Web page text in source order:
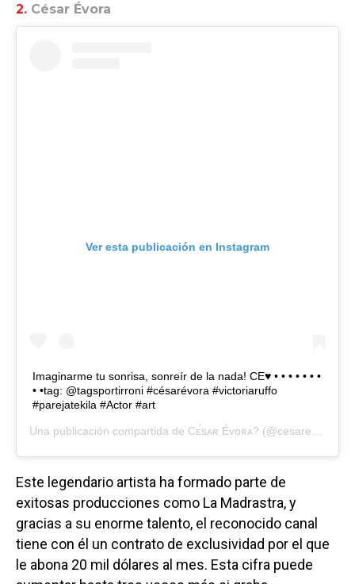
2. César Évora
Ver esta publicación en Instagram
Imaginarme tu sonrisa, sonreír de la nada! CE♥ • • • • • • •
• •tag: @tagsportirroni #césarévora #victoriaruffo
#parejatekila #Actor #art
Una publicación compartida de Cᴇ́sᴀʀ Éᴠᴏʀᴀ? (@cesarevorapics) el
Este legendario artista ha formado parte de
exitosas producciones como La Madrastra, y
gracias a su enorme talento, el reconocido canal
tiene con él un contrato de exclusividad por el que
le abona 20 mil dólares al mes. Esta cifra puede